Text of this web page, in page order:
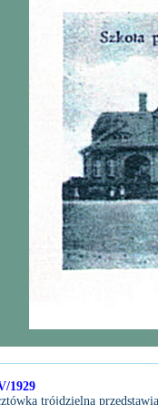
1929
trójdzielna